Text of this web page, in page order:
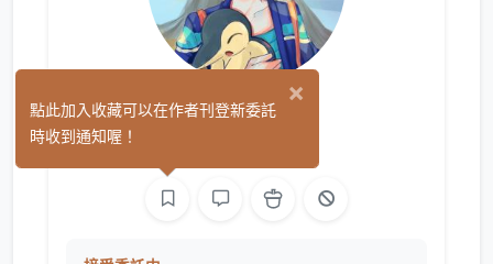
涼野風太
×
點此加入收藏可以在作者刊登新委託
時收到通知喔！